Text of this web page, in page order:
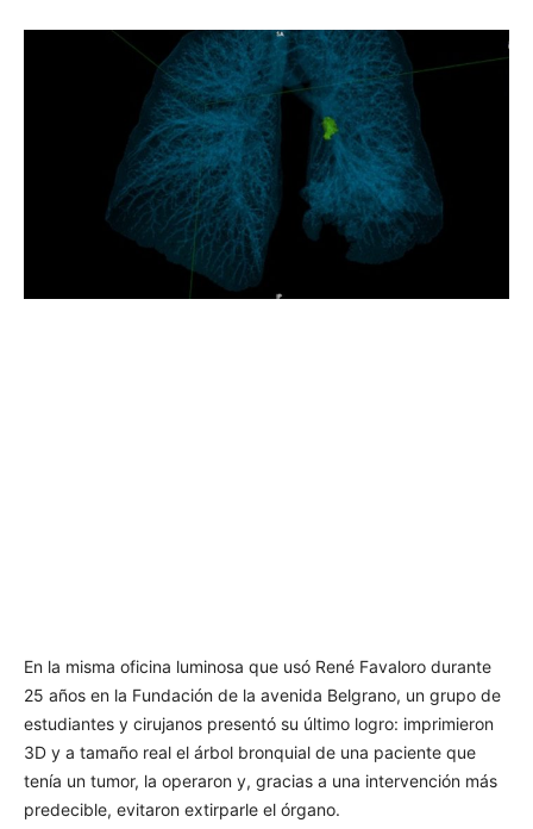
En la misma oficina luminosa que usó René Favaloro durante
25 años en la Fundación de la avenida Belgrano, un grupo de
estudiantes y cirujanos presentó su último logro: imprimieron
3D y a tamaño real el árbol bronquial de una paciente que
tenía un tumor, la operaron y, gracias a una intervención más
predecible, evitaron extirparle el órgano.